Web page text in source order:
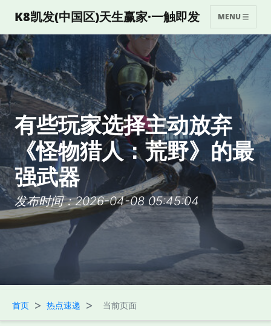
K8凯发(中国区)天生赢家·一触即发 MENU
有些玩家选择主动放弃
《怪物猎人：荒野》的最
强武器
发布时间：2026-04-08 05:45:04
首页 > 热点速递 > 当前页面